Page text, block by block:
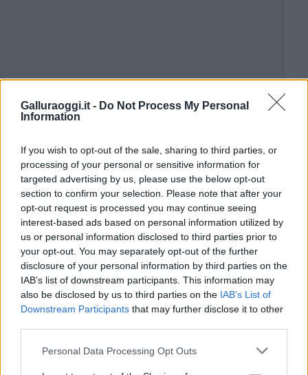
Galluraoggi.it - Do Not Process My Personal
Information
If you wish to opt-out of the sale, sharing to third parties, or
processing of your personal or sensitive information for
targeted advertising by us, please use the below opt-out
section to confirm your selection. Please note that after your
opt-out request is processed you may continue seeing
interest-based ads based on personal information utilized by
us or personal information disclosed to third parties prior to
your opt-out. You may separately opt-out of the further
disclosure of your personal information by third parties on the
IAB’s list of downstream participants. This information may
also be disclosed by us to third parties on the IAB’s List of
Downstream Participants that may further disclose it to other
Please note that this website/app uses one or more Google
Personal Data Processing Opt Outs